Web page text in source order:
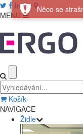
MENU
Košík
NAVIGACE
Židle
Něco se